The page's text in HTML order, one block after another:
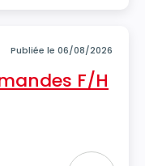
Publiée le 06/08/2026
F/H